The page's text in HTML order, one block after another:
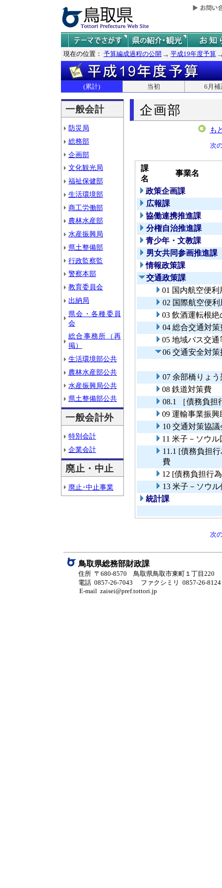
現在の位置： 予算編成過程の公開 平成19年度予算
(累計) 当初 6月補
一般会計
防災局
総務部
企画部
文化観光局
福祉保健部
生活環境部
商工労働部
農林水産部
水産振興局
県土整備部
行政監察監
警察本部
教育委員会
出納局
県会・各種委員
会
総合事務所（再
掲）
生活環境部公共
農林水産部公共
水産振興局公共
県土整備部公共
一般会計外
特別会計
企業会計
廃止・中止
廃止･中止事業
企画部
も
次
課
名
事業名
政策企画課
広報課
協働連携推進課
分権自治推進課
青少年・文教課
男女共同参画推進課
情報政策課
交通政策課
01 国内航空便利
02 国際航空便
03 飲酒運転根
04 総合交通対策
05 地域バス交
06 交通安全対
07 余部橋りょ
08 鉄道対策費
08.1 ［債務負担
09 運輸事業振
10 交通対策協
11 米子－ソウ
11.1 [債務負担
費
12 [債務負担行
13 米子－ソウ
統計課
次
鳥取県総務部財政課
住所 〒680-8570 鳥取県鳥取市東町１丁目220
電話 0857-26-7043
ファクシミリ 0857-26-8124
E-mail zaisei@pref.tottori.jp